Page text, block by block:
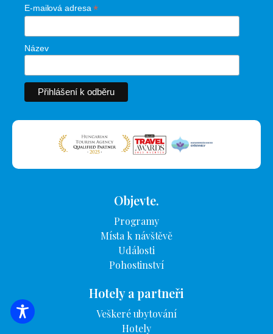
VYHLEDÁVÁNÍ UBYTOVÁNÍ
E-mailová adresa*
Název
Objevte.
Programy
Místa k návštěvě
Události
Pohostinství
Hotely a partneři
Veškeré ubytování
Hotely